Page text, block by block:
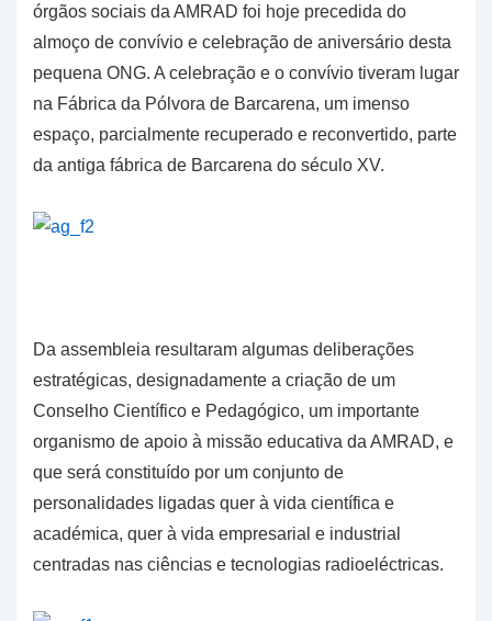
órgãos sociais da AMRAD foi hoje precedida do
almoço de convívio e celebração de aniversário desta
pequena ONG. A celebração e o convívio tiveram lugar
na Fábrica da Pólvora de Barcarena, um imenso
espaço, parcialmente recuperado e reconvertido, parte
da antiga fábrica de Barcarena do século XV.
Da assembleia resultaram algumas deliberações
estratégicas, designadamente a criação de um
Conselho Científico e Pedagógico, um importante
organismo de apoio à missão educativa da AMRAD, e
que será constituído por um conjunto de
personalidades ligadas quer à vida científica e
académica, quer à vida empresarial e industrial
centradas nas ciências e tecnologias radioeléctricas.